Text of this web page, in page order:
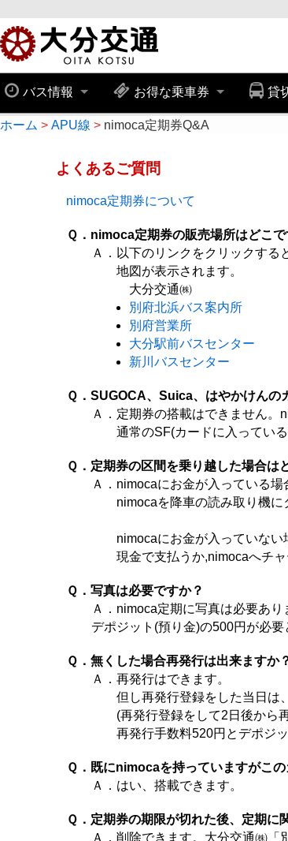
バス情報 お得な乗車券 貸
ホーム APU線 nimoca定期券Q&A
よくあるご質問
nimoca定期券について
Ｑ．nimoca定期券の販売場所はどこで
Ａ．以下のリンクをクリックする
地図が表示されます。
大分交通㈱
別府北浜バス案内所
別府営業所
大分駅前バスセンター
新川バスセンター
Ｑ．SUGOCA、Suica、はやかけんの
Ａ．定期券の搭載はできません。
通常のSF(カードに入っている
Ｑ．定期券の区間を乗り越した場合は
Ａ．nimocaにお金が入っている場
nimocaを降車の読み取り機にタ
nimocaにお金が入っていない
現金で支払うか,nimocaへチャ
Ｑ．写真は必要ですか？
Ａ．nimoca定期に写真は必要あ
デポジット(預り金)の500円が必要
Ｑ．無くした場合再発行は出来ますか
Ａ．再発行はできます。
但し再発行登録をした当日は、
(再発行登録をして2日後から再
再発行手数料520円とデポジッ
Ｑ．既にnimocaを持っていますがこ
Ａ．はい、搭載できます。
Ｑ．定期券の期限が切れた後、定期に
Ａ．削除できます。大分交通㈱「